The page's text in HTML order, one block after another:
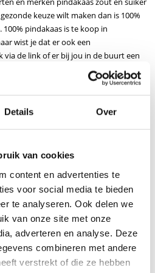
Details Over
van cookies
content en advertenties te
voor social media te bieden
te analyseren. Ook delen we
van onze site met onze
adverteren en analyse. Deze
combineren met andere
verstrekt of die ze hebben
keuze wilt maken dan is 100%
pindakaas is te koop in
wist je dat er ook een
via de link of er bij jou in de buurt een
verkopen ze allerlei soorten
en citroengras tot aan karamel
ui. Ze hebben zelfs pindakaas
Hierin zijn plantaardige proteïnen